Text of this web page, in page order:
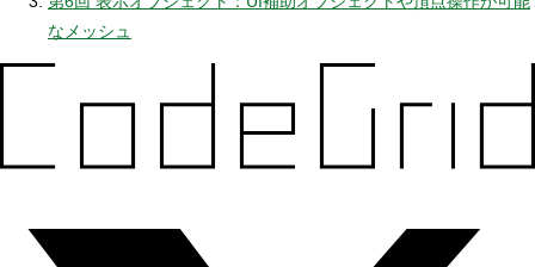
なメッシュ